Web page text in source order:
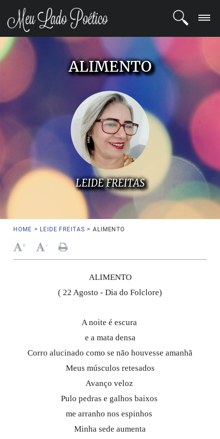
LOGIN
REGISTRO
POETAS
ALIMENTO
LEIDE FREITAS
HOME > LEIDE FREITAS > ALIMENTO
+ -
ALIMENTO
( 22 Agosto - Dia do Folclore)
A noite é escura
e a mata densa
Corro alucinado como se não houvesse amanhã
Meus músculos retesados
Avanço veloz
Pulo pedras e galhos baixos
me arranho nos espinhos
Minha sede aumenta